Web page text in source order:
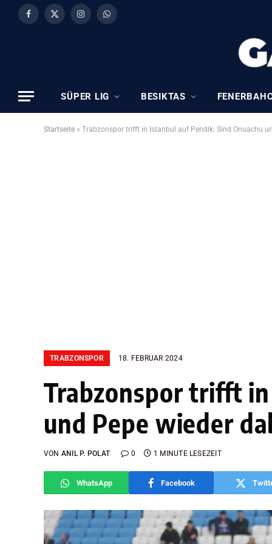
Facebook
X
InstagramWhatsApp
SÜPER LIG BESIKTAS
Startseite » Trabzonspor trifft in Istanbul auf Pendik: Sind Onuachu
TRABZONSPOR 18. FEBRUAR 2024
Trabzonspor trifft
und Pepe wieder
VON ANIL P. POLAT 0 1 MINUTE LESEZEIT
WhatsApp Facebook